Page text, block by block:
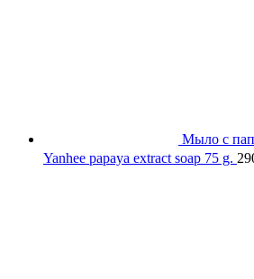
Мыло с
Yanhee papaya extract soap 75 g.